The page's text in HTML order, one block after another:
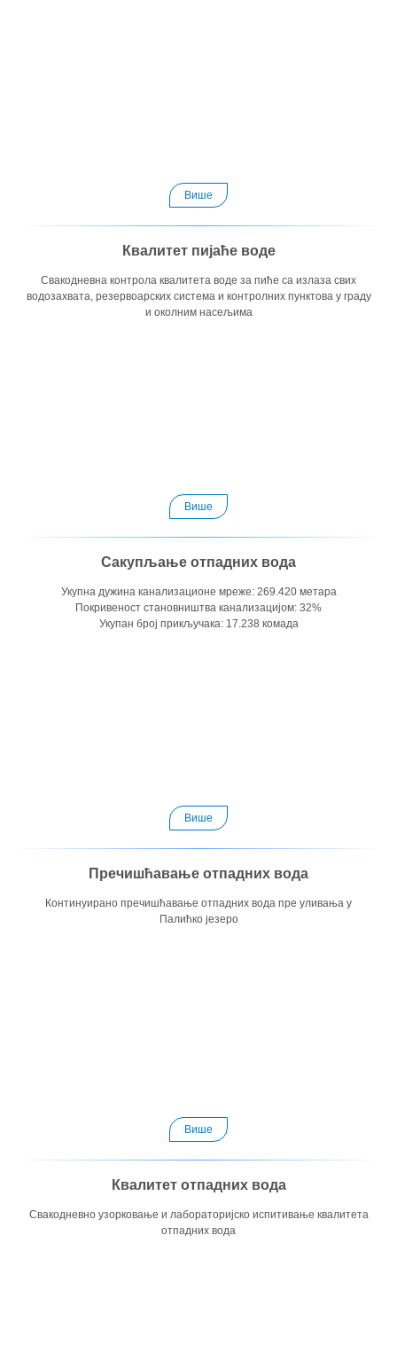
Више
Квалитет пијаће воде
Свакодневна контрола квалитета воде за пиће са излаза свих
водозахвата, резервоарских система и контролних пунктова у граду
и околним насељима
Више
Сакупљање отпадних вода
Укупна дужина канализационе мреже: 269.420 метара
Покривеност становништва канализацијом: 32%
Укупан број прикључака: 17.238 комада
Више
Пречишћавање отпадних вода
Континуирано пречишћавање отпадних вода пре уливања у
Палићко језеро
Више
Квалитет отпадних вода
Свакодневно узорковање и лабораторијско испитивање квалитета
отпадних вода